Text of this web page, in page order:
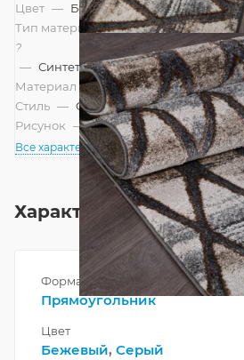
Цвет — Бежевый, Серый
Тип материала
?
— Синтетический
Материал — Полиэстер
Стиль — Современный
Рисунок — Геометрический, Ромбы
Все характеристики
Характеристики
Форма
Прямоугольник
Цвет
Бежевый, Серый